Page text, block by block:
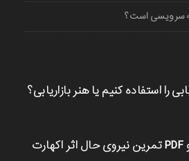
سرویسی است؟
را استفاده کنیم یا هنر بازاریابی؟
کتاب صوتی و PDF تمرین نیروی حال اثر اکهارت